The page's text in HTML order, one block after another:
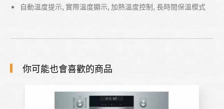
自動溫度提示, 實際溫度顯示, 加熱溫度控制, 長時間保溫模式
你可能也會喜歡的商品